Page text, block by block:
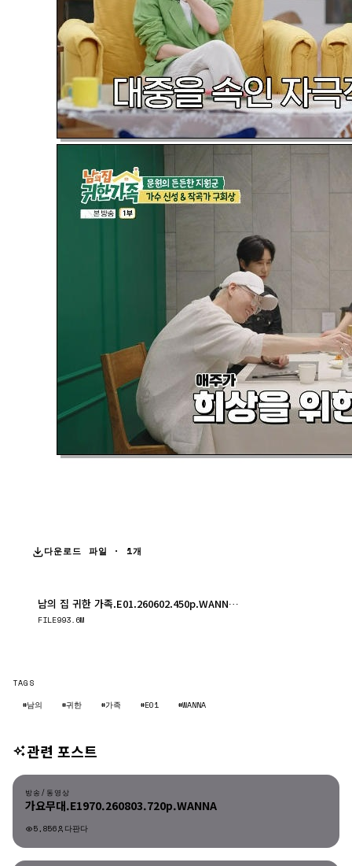
다운로드 파일 · 1개
남의 집 귀한 가족.E01.260602.450p.WANNA.mp4
FILE993.6M
TAGS
#남의
#귀한 #가족 #E01 #WANNA
관련 포스트
방송/동영상
방송/동영상
가요무대.E1970.260803.720p.WANNA
5,856 다판다
방송/동영상